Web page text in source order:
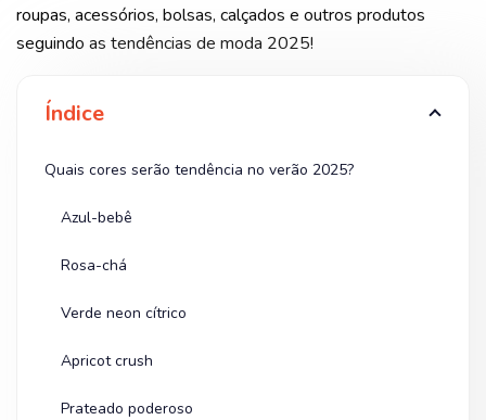
roupas, acessórios, bolsas, calçados e outros produtos
seguindo as tendências de moda 2025!
Índice
Quais cores serão tendência no verão 2025?
Azul-bebê
Rosa-chá
Verde neon cítrico
Apricot crush
Prateado poderoso